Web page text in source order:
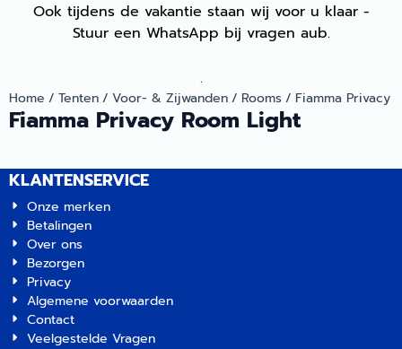
Ook tijdens de vakantie staan wij voor u klaar -
Stuur een WhatsApp bij vragen aub.
.
Home / Tenten/ Voor- & Zijwanden/ Rooms/ Fiamma Privacy
Fiamma Privacy Room Light
KLANTENSERVICE
Onze merken
Betalingen
Over ons
Bezorgen
Privacy
Algemene voorwaarden
Contact
Veelgestelde Vragen